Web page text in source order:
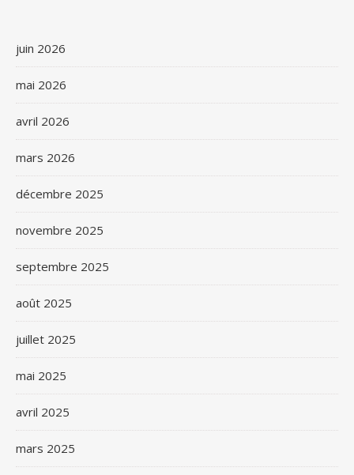
juin 2026
mai 2026
avril 2026
mars 2026
décembre 2025
novembre 2025
septembre 2025
août 2025
juillet 2025
mai 2025
avril 2025
mars 2025